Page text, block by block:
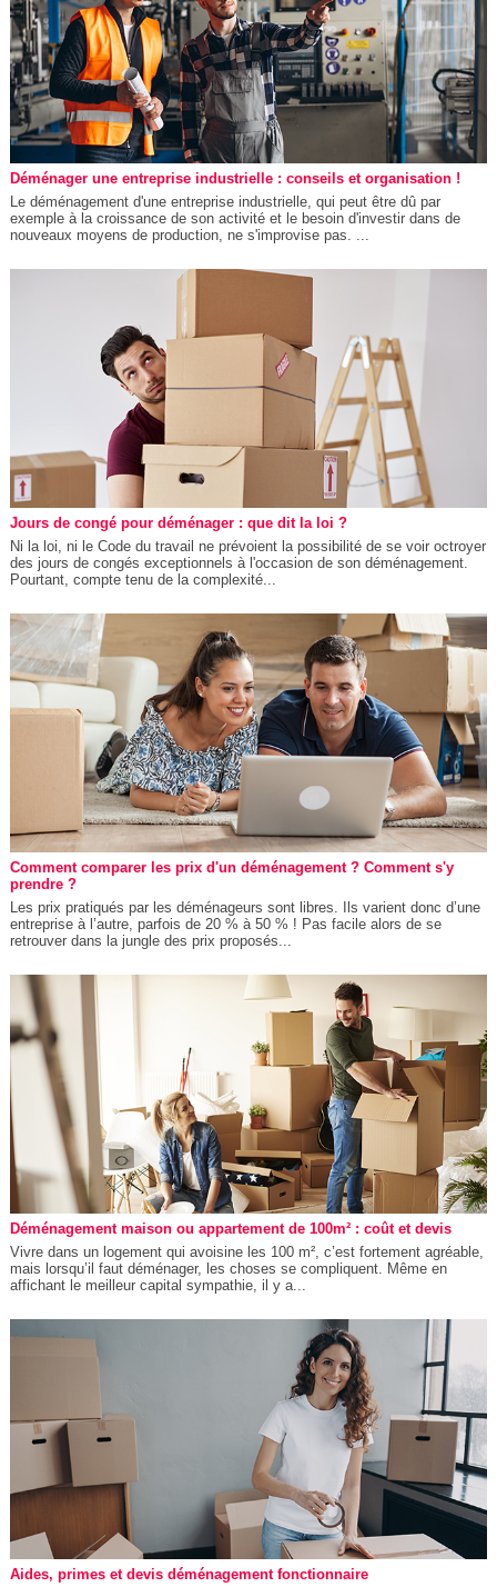
Déménager une entreprise industrielle : conseils et organisation !
Le déménagement d'une entreprise industrielle, qui peut être dû par
exemple à la croissance de son activité et le besoin d'investir dans de
nouveaux moyens de production, ne s'improvise pas. ...
Jours de congé pour déménager : que dit la loi ?
Ni la loi, ni le Code du travail ne prévoient la possibilité de se voir octroyer
des jours de congés exceptionnels à l'occasion de son déménagement.
Pourtant, compte tenu de la complexité...
Comment comparer les prix d'un déménagement ? Comment s'y
prendre ?
Les prix pratiqués par les déménageurs sont libres. Ils varient donc d’une
entreprise à l’autre, parfois de 20 % à 50 % ! Pas facile alors de se
retrouver dans la jungle des prix proposés...
Déménagement maison ou appartement de 100m² : coût et devis
Vivre dans un logement qui avoisine les 100 m², c’est fortement agréable,
mais lorsqu’il faut déménager, les choses se compliquent. Même en
affichant le meilleur capital sympathie, il y a...
Aides, primes et devis déménagement fonctionnaire